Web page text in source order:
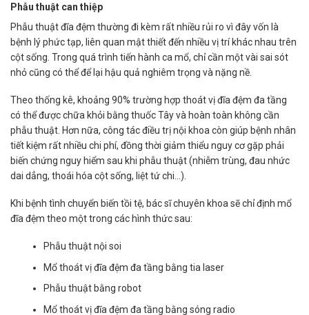
Phẫu thuật can thiệp
Phẫu thuật đĩa đệm thường đi kèm rất nhiều rủi ro vì đây vốn là
bệnh lý phức tạp, liên quan mật thiết đến nhiều vị trí khác nhau trên
cột sống. Trong quá trình tiến hành ca mổ, chỉ cần một vài sai sót
nhỏ cũng có thể để lại hậu quả nghiêm trọng và nặng nề.
Theo thống kê, khoảng 90% trường hợp thoát vị đĩa đệm đa tầng
có thể được chữa khỏi bằng thuốc Tây và hoàn toàn không cần
phẫu thuật. Hơn nữa, công tác điều trị nội khoa còn giúp bệnh nhân
tiết kiệm rất nhiều chi phí, đồng thời giảm thiểu nguy cơ gặp phải
biến chứng nguy hiểm sau khi phẫu thuật (nhiễm trùng, đau nhức
dai dẳng, thoái hóa cột sống, liệt tứ chi…).
Khi bệnh tình chuyển biến tồi tệ, bác sĩ chuyên khoa sẽ chỉ định mổ
đĩa đệm theo một trong các hình thức sau:
Phẫu thuật nội soi
Mổ thoát vị đĩa đệm đa tầng bằng tia laser
Phẫu thuật bằng robot
Mổ thoát vị đĩa đệm đa tầng bằng sóng radio